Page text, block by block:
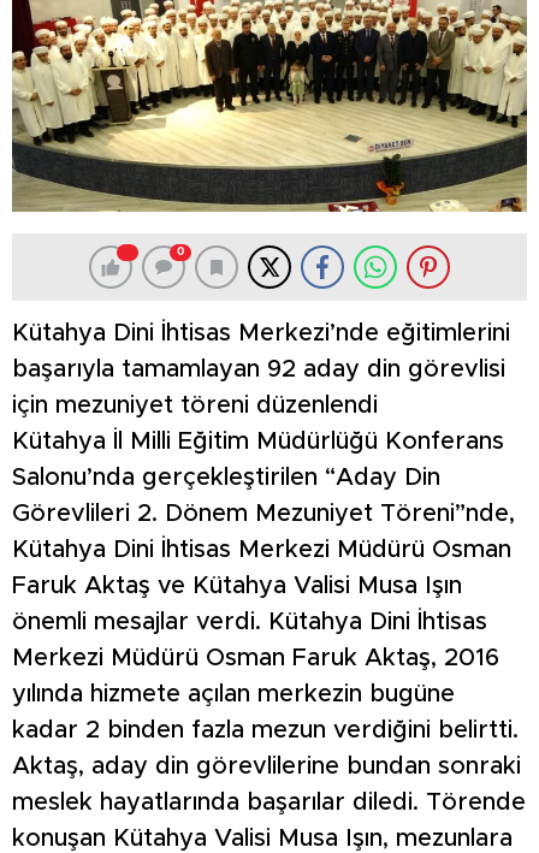
0
Kütahya Dini İhtisas Merkezi’nde eğitimlerini
başarıyla tamamlayan 92 aday din görevlisi
için mezuniyet töreni düzenlendi
Kütahya İl Milli Eğitim Müdürlüğü Konferans
Salonu’nda gerçekleştirilen “Aday Din
Görevlileri 2. Dönem Mezuniyet Töreni”nde,
Kütahya Dini İhtisas Merkezi Müdürü Osman
Faruk Aktaş ve Kütahya Valisi Musa Işın
önemli mesajlar verdi. Kütahya Dini İhtisas
Merkezi Müdürü Osman Faruk Aktaş, 2016
yılında hizmete açılan merkezin bugüne
kadar 2 binden fazla mezun verdiğini belirtti.
Aktaş, aday din görevlilerine bundan sonraki
meslek hayatlarında başarılar diledi. Törende
konuşan Kütahya Valisi Musa Işın, mezunlara